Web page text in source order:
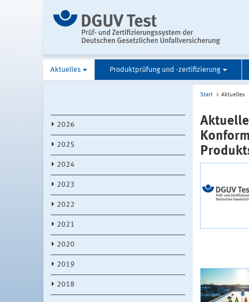
Aktuelles Produktprüfung und -zertifizierung
2026
2025
2024
2023
2022
2021
2020
2019
2018
Start Aktuelles